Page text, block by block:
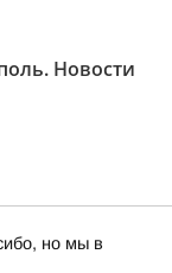
Новости
но мы в